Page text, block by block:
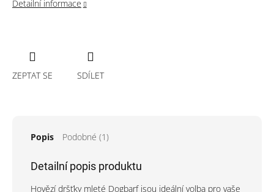
Detailní informace
ZEPTAT SE SDÍLET
Popis Podobné (1)
Detailní popis produktu
Hovězí dršťky mleté Dogbarf jsou ideální volba pro vaše